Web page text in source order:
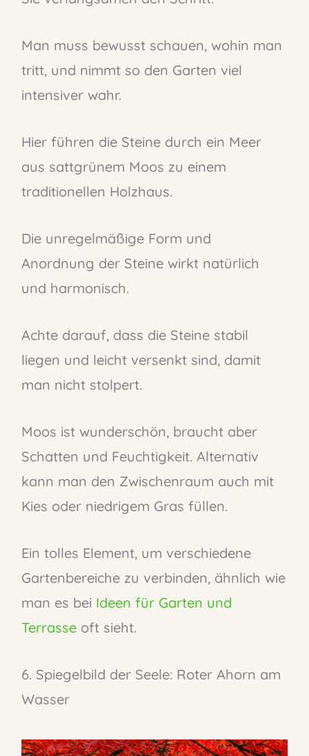
Man muss bewusst schauen, wohin man
tritt, und nimmt so den Garten viel
intensiver wahr.
Hier führen die Steine durch ein Meer
aus sattgrünem Moos zu einem
traditionellen Holzhaus.
Die unregelmäßige Form und
Anordnung der Steine wirkt natürlich
und harmonisch.
Achte darauf, dass die Steine stabil
liegen und leicht versenkt sind, damit
man nicht stolpert.
Moos ist wunderschön, braucht aber
Schatten und Feuchtigkeit. Alternativ
kann man den Zwischenraum auch mit
Kies oder niedrigem Gras füllen.
Ein tolles Element, um verschiedene
Gartenbereiche zu verbinden, ähnlich wie
man es bei Ideen für Garten und
Terrasseoft sieht.
6. Spiegelbild der Seele: Roter Ahorn am
Wasser